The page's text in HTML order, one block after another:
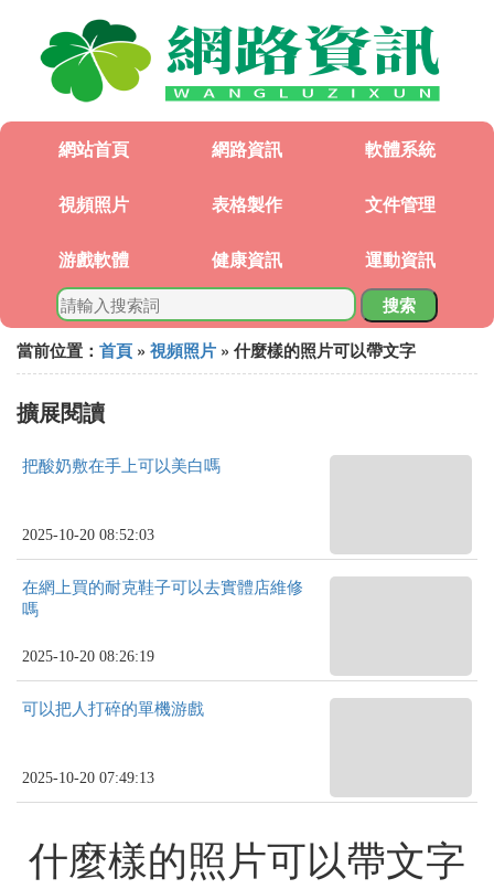
網站首頁 網路資訊 軟體系統
視頻照片 表格製作 文件管理
游戲軟體 健康資訊 運動資訊
搜索
當前位置： 首頁 » 視頻照片 » 什麼樣的照片可以帶文字
擴展閱讀
把酸奶敷在手上可以美白嗎
2025-10-20 08:52:03
在網上買的耐克鞋子可以去實體店維修
嗎
2025-10-20 08:26:19
可以把人打碎的單機游戲
2025-10-20 07:49:13
什麼樣的照片可以帶文字